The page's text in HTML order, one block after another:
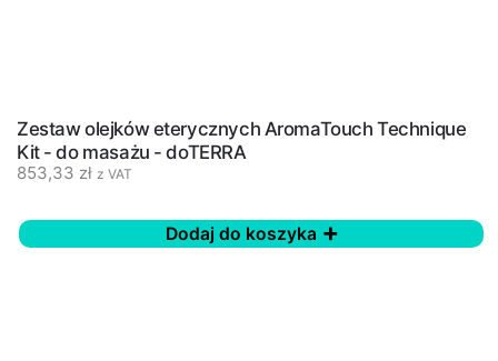
Zestaw olejków eterycznych AromaTouch Technique
Kit - do masażu - doTERRA
853,33 zł z VAT
Dodaj do koszyka